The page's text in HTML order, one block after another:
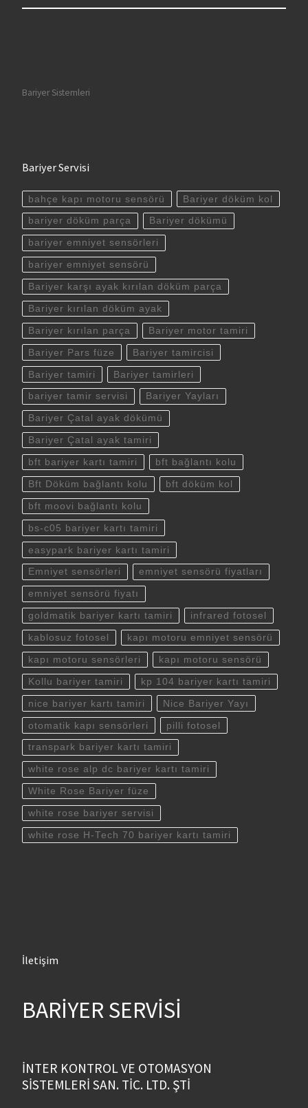
Bariyer Sistemleri
Bariyer Servisi
bahçe kapı motoru sensörü Bariyer döküm kol
bariyer döküm parça Bariyer dökümü
bariyer emniyet sensörleri
bariyer emniyet sensörü
Bariyer karşı ayak kırılan döküm parça
Bariyer kırılan döküm ayak
Bariyer kırılan parça Bariyer motor tamiri
Bariyer Pars füze Bariyer tamircisi
Bariyer tamiri Bariyer tamirleri
bariyer tamir servisi Bariyer Yayları
Bariyer Çatal ayak dökümü
Bariyer Çatal ayak tamiri
bft bariyer kartı tamiri bft bağlantı kolu
Bft Döküm bağlantı kolu bft döküm kol
bft moovi bağlantı kolu
bs-c05 bariyer kartı tamiri
easypark bariyer kartı tamiri
Emniyet sensörleri emniyet sensörü fiyatları
emniyet sensörü fiyatı
goldmatik bariyer kartı tamiri infrared fotosel
kablosuz fotosel kapı motoru emniyet sensörü
kapı motoru sensörleri kapı motoru sensörü
Kollu bariyer tamiri kp 104 bariyer kartı tamiri
nice bariyer kartı tamiri Nice Bariyer Yayı
otomatik kapı sensörleri pilli fotosel
transpark bariyer kartı tamiri
white rose alp dc bariyer kartı tamiri
White Rose Bariyer füze
white rose bariyer servisi
white rose H-Tech 70 bariyer kartı tamiri
İletişim
BARİYER SERVİSİ
İNTER KONTROL VE OTOMASYON
SİSTEMLERİ SAN. TİC. LTD. ŞTİ